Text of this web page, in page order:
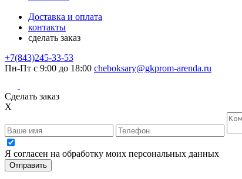
Доставка и оплата
контакты
сделать заказ
+7(843)245-33-53
Пн-Пт с 9:00 до 18:00 cheboksary@gkprom-arenda.ru
Сделать заказ
X
Я согласен на обработку моих персональных данных